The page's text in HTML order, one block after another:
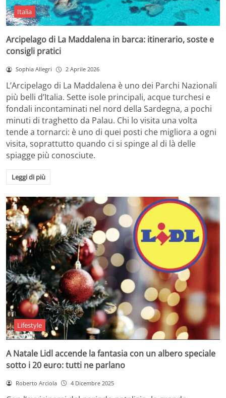
Italia
Arcipelago di La Maddalena in barca: itinerario, soste e
consigli pratici
Sophia Allegri 2 Aprile 2026
L’Arcipelago di La Maddalena è uno dei Parchi Nazionali
più belli d’Italia. Sette isole principali, acque turchesi e
fondali incontaminati nel nord della Sardegna, a pochi
minuti di traghetto da Palau. Chi lo visita una volta
tende a tornarci: è uno di quei posti che migliora a ogni
visita, soprattutto quando ci si spinge al di là delle
spiagge più conosciute.
Leggi di più
Lifestyle
A Natale Lidl accende la fantasia con un albero speciale
sotto i 20 euro: tutti ne parlano
Roberto Arciola 4 Dicembre 2025